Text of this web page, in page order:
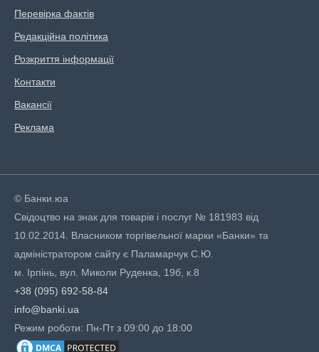
Перевірка фактів
Редакційна політика
Розкриття інформації
Контакти
Вакансії
Реклама
© Банки.юа
Свідоцтво на знак для товарів і послуг № 181983 від
10.02.2014. Власником торгівельної марки «Банки» та
адміністратором сайту є Паламарчук С.Ю.
м. Ірпінь, вул. Миколи Руденка, 19б, к.8
+38 (095) 692-58-84
info@banki.ua
Режим роботи: Пн-Пт з 09:00 до 18:00